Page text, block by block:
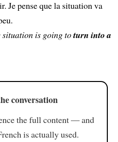
Je pense que la situation va
situation is going toturn into a
conversation
the full content — and
is actually used.